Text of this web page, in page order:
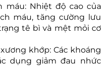
máu: Nhiệt độ cao của
máu, tăng cường lưu
tê bì và mệt mỏi cơ
khớp: Các khoáng
dụng giảm đau nhức